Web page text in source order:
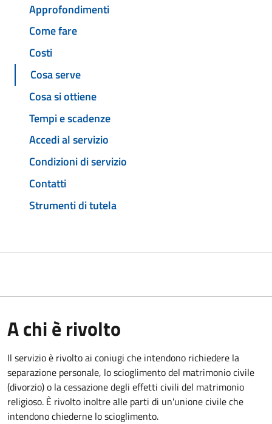
Approfondimenti
Come fare
Costi
Cosa serve
Cosa si ottiene
Tempi e scadenze
Accedi al servizio
Condizioni di servizio
Contatti
Strumenti di tutela
A chi è rivolto
Il servizio è rivolto ai coniugi che intendono richiedere la
separazione personale, lo scioglimento del matrimonio civile
(divorzio) o la cessazione degli effetti civili del matrimonio
religioso. È rivolto inoltre alle parti di un'unione civile che
intendono chiederne lo scioglimento.